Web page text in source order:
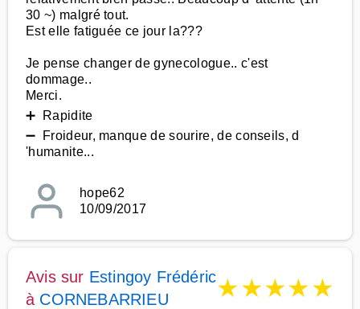
30 ~) malgré tout.
Est elle fatiguée ce jour la???
Je pense changer de gynecologue.. c'est
dommage..
Merci.
➕ Rapidite
➖ Froideur, manque de sourire, de conseils, d
'humanite...
hope62
10/09/2017
Avis sur Estingoy Frédéric
à CORNEBARRIEU ★★★★★